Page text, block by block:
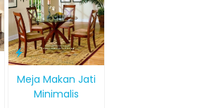
Meja Makan Jati
Minimalis